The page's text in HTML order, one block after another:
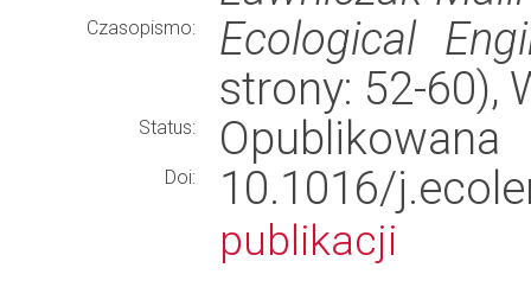
Czasopismo:
Ecological
strony: 52-60),
Status: Opublikowana
Doi: 10.1016/
publikacji